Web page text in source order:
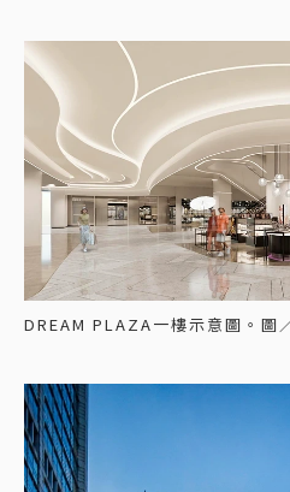
DREAM PLAZA一樓示意圖。圖